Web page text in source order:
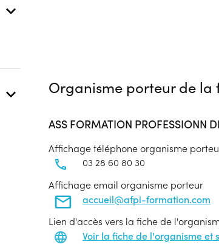
Organisme porteur de la
ASS FORMATION PROFESSIONN
Affichage téléphone organisme
03 28 60 80 30
Affichage email organisme porteur
accueil@afpi-formation.com
Lien d'accès vers la fiche de
Voir la fiche de l'organisme et